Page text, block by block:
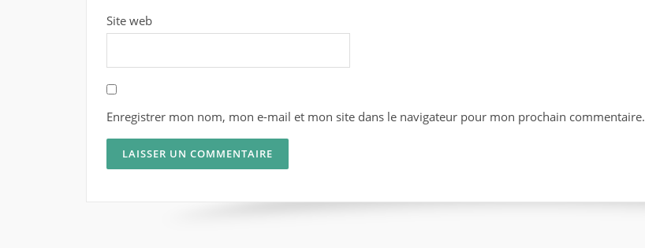
Site web
Enregistrer mon nom, mon e-mail et mon site dans le navigateur pour mon prochain commentaire.